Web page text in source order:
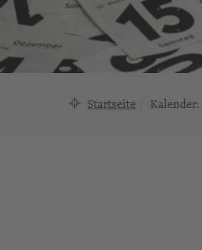
Startseite Kalender